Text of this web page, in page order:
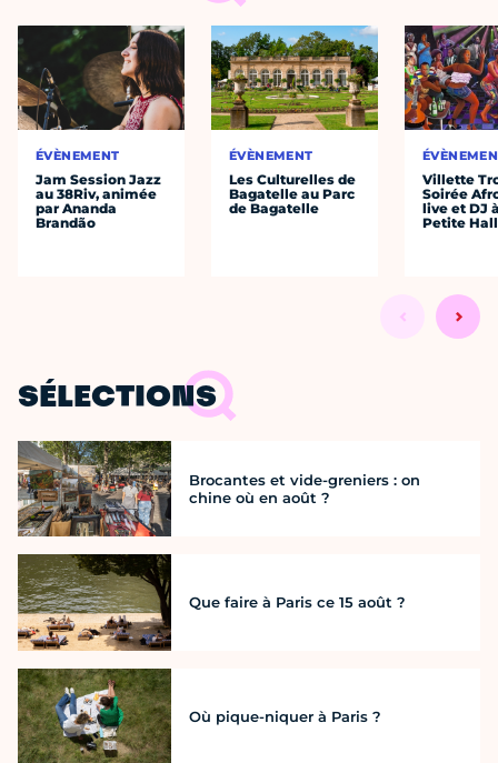
ÉVÈNEMENT
Jam Session Jazz
au 38Riv, animée
par Ananda
Brandão
ÉVÈNEMENT
Les Culturelles de
Bagatelle au Parc
de Bagatelle
Villette
Soirée
live et DJ
Petite
SÉLECTIONS
Brocantes et vide-greniers : on
chine où en août ?
Que faire à Paris ce 15 août ?
Où pique-niquer à Paris ?